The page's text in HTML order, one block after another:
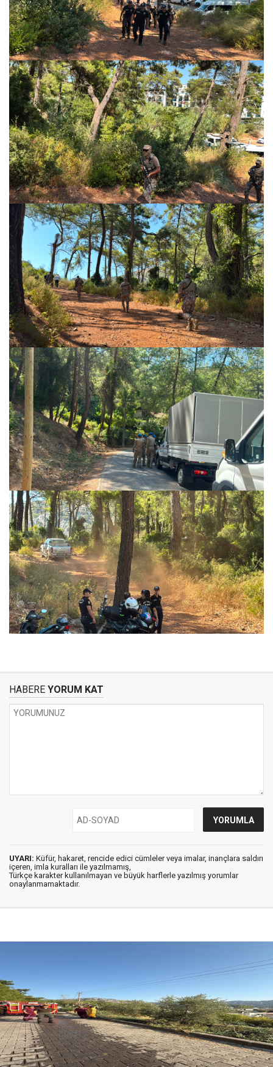
HABERE YORUM KAT
UYARI: Küfür, hakaret, rencide edici cümleler veya imalar, inançlara saldırı
içeren, imla kuralları ile yazılmamış,
Türkçe karakter kullanılmayan ve büyük harflerle yazılmış yorumlar
onaylanmamaktadır.